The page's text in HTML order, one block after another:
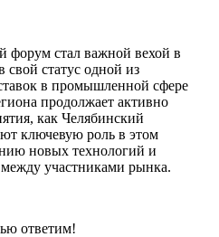
стал важной вехой в
свой статус одной из
в промышленной сфере
продолжает активно
как Челябинский
ключевую роль в этом
новых технологий и
участниками рынка.
ответим!